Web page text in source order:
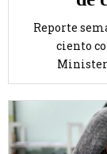
Reporte
ciento